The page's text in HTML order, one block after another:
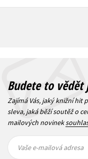
Budete to
Zajímá Vás, jaký knižní hit
sleva, jaká běží soutěž o
mailových novinek
mailová
mailová
Vaše e-mailová adresa